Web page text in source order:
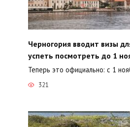
Черногория вводит визы
успеть посмотреть до 1
Теперь это официально: с 1
321